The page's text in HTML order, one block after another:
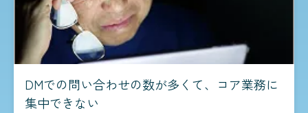
DMでの問い合わせの数が多くて、コア業務に
集中できない